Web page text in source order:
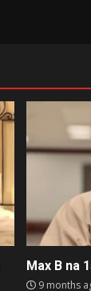
Max B na
9 months